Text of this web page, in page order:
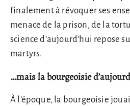
finalement à révoquer ses
menace de la prison, de la
science d’aujourd’hui repose
martyrs.
…mais la bourgeoisie
À l’époque, la bourgeoisie